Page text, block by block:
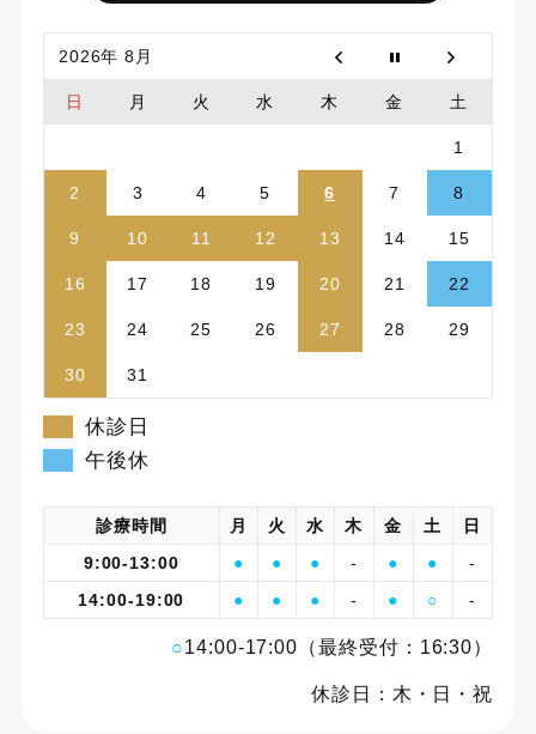
2026年 8月
日 月 火 水 木 金 土
1
2 3 4 5 6 7 8
9 10 11 12 13 14 15
16 17 18 19 20 21 22
23 24 25 26 27 28 29
30 31
休診日
午後休
診療時間 月 火 水 木 金 土
日
9:00-13:00
● ● ● - ● ●
-
14:00-19:00
● ● ● - ● ○ -
○14:00-17:00（最終受付：16:30）
休診日：木・日・祝